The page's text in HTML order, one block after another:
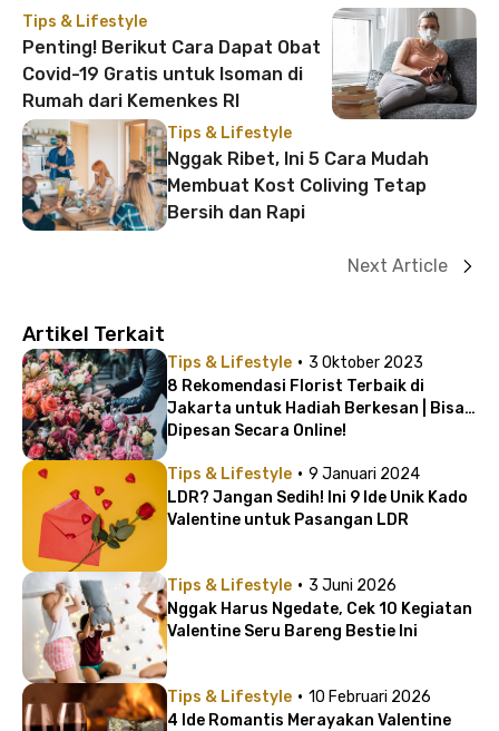
Tips & Lifestyle
Penting! Berikut Cara Dapat Obat
Covid-19 Gratis untuk Isoman di
Rumah dari Kemenkes RI
Tips & Lifestyle
Nggak Ribet, Ini 5 Cara Mudah
Membuat Kost Coliving Tetap
Bersih dan Rapi
Next Article
Artikel Terkait
Tips & Lifestyle · 3 Oktober 2023
8 Rekomendasi Florist Terbaik di
Jakarta untuk Hadiah Berkesan | Bisa
Dipesan Secara Online!
Tips & Lifestyle · 9 Januari 2024
LDR? Jangan Sedih! Ini 9 Ide Unik Kado
Valentine untuk Pasangan LDR
Tips & Lifestyle · 3 Juni 2026
Nggak Harus Ngedate, Cek 10 Kegiatan
Valentine Seru Bareng Bestie Ini
Tips & Lifestyle · 10 Februari 2026
4 Ide Romantis Merayakan Valentine